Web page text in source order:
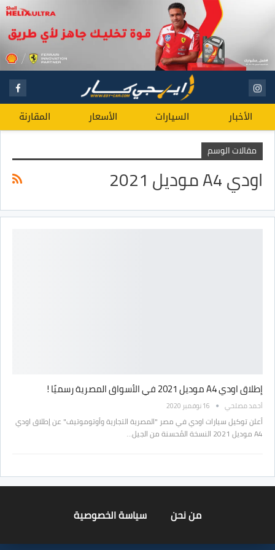
الأخبار السيارات الأسعار المقارنة
مقالات الوسم
اودي A4 موديل 2021
إطلاق اودي A4 موديل 2021 في الأسواق المصرية رسميًا !
أحمد مصلحي 16 نوفمبر 2020
أعلن توكيل سيارات اودي في مصر "المصرية التجارية وأوتوموتيف" عن إطلاق اودي
A4 موديل 2021 النسخة المُحسنة من الجيل…
من نحن سياسة الخصوصية